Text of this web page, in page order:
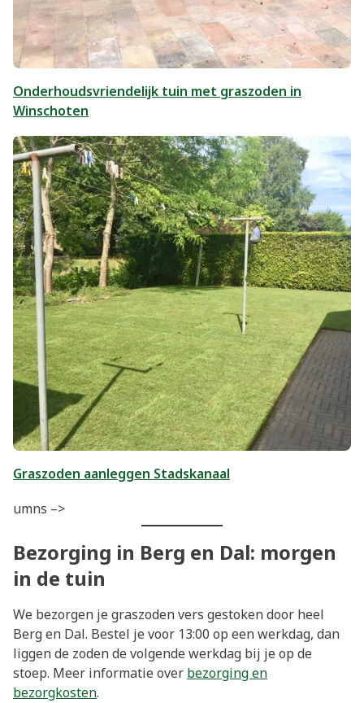
Onderhoudsvriendelijk tuin met graszoden in
Winschoten
Graszoden aanleggen Stadskanaal
umns –>
Bezorging in Berg en Dal: morgen
in de tuin
We bezorgen je graszoden vers gestoken door heel
Berg en Dal. Bestel je voor 13:00 op een werkdag, dan
liggen de zoden de volgende werkdag bij je op de
stoep. Meer informatie over bezorging en
bezorgkosten.